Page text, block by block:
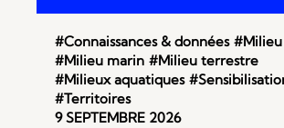
#Connaissances & données
#Milieu marin #Milieu terrestre
#Milieux aquatiques
#Territoires
9 SEPTEMBRE 2026